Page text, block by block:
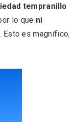
tempranillo
lo que ni
. Esto es magnífico,